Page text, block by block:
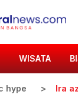
WISATA
hype Ira